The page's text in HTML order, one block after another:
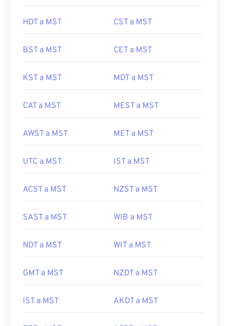
HDT a MST CST a MST
BST a MST CET a MST
KST a MST MDT a MST
CAT a MST MEST a MST
AWST a MST MET a MST
UTC a MST IST a MST
ACST a MST NZST a MST
SAST a MST WIB a MST
NDT a MST WIT a MST
GMT a MST NZDT a MST
IST a MST AKDT a MST